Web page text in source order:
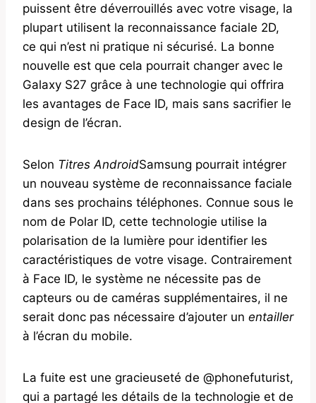
puissent être déverrouillés avec votre visage, la
plupart utilisent la reconnaissance faciale 2D,
ce qui n’est ni pratique ni sécurisé. La bonne
nouvelle est que cela pourrait changer avec le
Galaxy S27 grâce à une technologie qui offrira
les avantages de Face ID, mais sans sacrifier le
design de l’écran.
Selon Titres AndroidSamsung pourrait intégrer
un nouveau système de reconnaissance faciale
dans ses prochains téléphones. Connue sous le
nom de Polar ID, cette technologie utilise la
polarisation de la lumière pour identifier les
caractéristiques de votre visage. Contrairement
à Face ID, le système ne nécessite pas de
capteurs ou de caméras supplémentaires, il ne
serait donc pas nécessaire d’ajouter un entailler
à l’écran du mobile.
La fuite est une gracieuseté de @phonefuturist,
qui a partagé les détails de la technologie et de